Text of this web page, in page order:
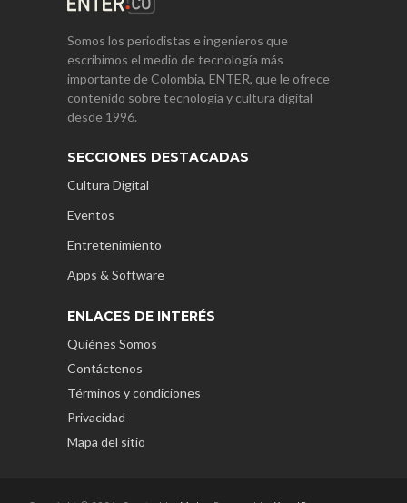
Somos los periodistas e ingenieros que
escribimos el medio de tecnología más
importante de Colombia, ENTER, que le ofrece
contenido sobre tecnología y cultura digital
desde 1996.
SECCIONES DESTACADAS
Cultura Digital
Eventos
Entretenimiento
Apps & Software
ENLACES DE INTERÉS
Quiénes Somos
Contáctenos
Términos y condiciones
Privacidad
Mapa del sitio